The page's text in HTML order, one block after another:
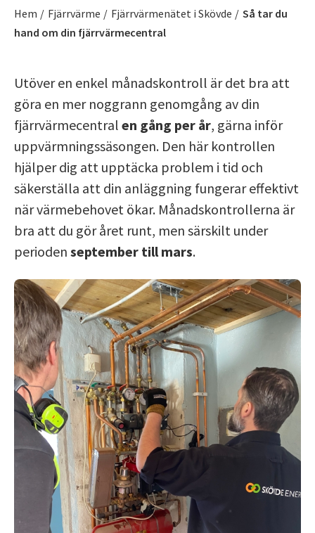
Hem / Fjärrvärme / Fjärrvärmenätet i Skövde / Så tar du
hand om din fjärrvärmecentral
Utöver en enkel månadskontroll är det bra att
göra en mer noggrann genomgång av din
fjärrvärmecentral en gång per år, gärna inför
uppvärmningssäsongen. Den här kontrollen
hjälper dig att upptäcka problem i tid och
säkerställa att din anläggning fungerar effektivt
när värmebehovet ökar. Månadskontrollerna är
bra att du gör året runt, men särskilt under
perioden september till mars.